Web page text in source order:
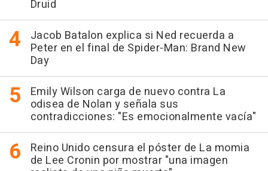
Druid
Jacob Batalon explica si Ned recuerda a
Peter en el final de Spider-Man: Brand New
Day
Emily Wilson carga de nuevo contra La
odisea de Nolan y señala sus
contradicciones: "Es emocionalmente vacía"
Reino Unido censura el póster de La momia
de Lee Cronin por mostrar "una imagen